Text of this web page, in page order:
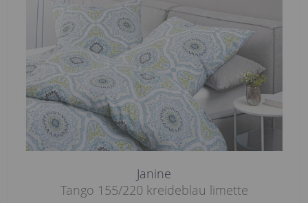
Janine
Tango 155/220 kreideblau limette